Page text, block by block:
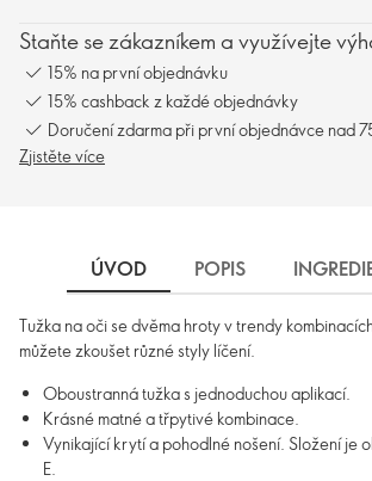
Staňte se zákazníkem a využívejte
15% na první objednávku
15% cashback z každé objednávky
Doručení zdarma při první objednávce nad
Zjistěte více
ÚVOD POPIS
Tužka na oči se dvěma hroty v trendy
můžete zkoušet různé styly líčení.
Oboustranná tužka s jednoduchou aplikací.
Krásné matné a třpytivé kombinace.
Vynikající krytí a pohodlné nošení. Složení je
E.